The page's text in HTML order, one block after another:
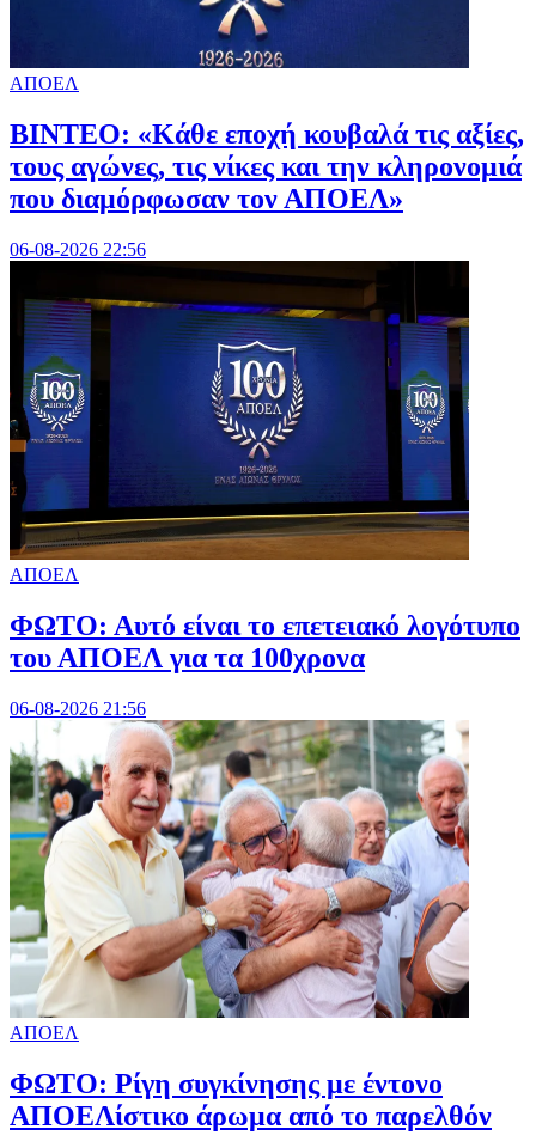
ΑΠΟΕΛ
ΒΙΝΤΕΟ: «Κάθε εποχή κουβαλά τις αξίες,
τους αγώνες, τις νίκες και την κληρονομιά
που διαμόρφωσαν τον ΑΠΟΕΛ»
06-08-2026 22:56
ΑΠΟΕΛ
ΦΩΤΟ: Αυτό είναι το επετειακό λογότυπο
του ΑΠΟΕΛ για τα 100χρονα
06-08-2026 21:56
ΑΠΟΕΛ
ΦΩΤΟ: Ρίγη συγκίνησης με έντονο
ΑΠΟΕΛίστικο άρωμα από το παρελθόν